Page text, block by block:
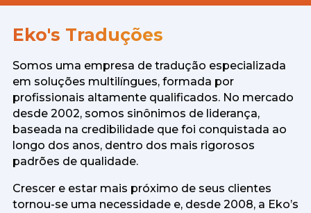
Eko's Traduções
Somos uma empresa de tradução especializada
em soluções multilíngues, formada por
profissionais altamente qualificados. No mercado
desde 2002, somos sinônimos de liderança,
baseada na credibilidade que foi conquistada ao
longo dos anos, dentro dos mais rigorosos
padrões de qualidade.
Crescer e estar mais próximo de seus clientes
tornou-se uma necessidade e, desde 2008, a Eko’s